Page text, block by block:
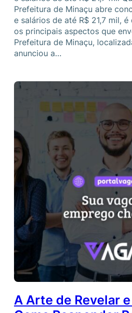
Prefeitura de Minaçu abre
e salários de até R$ 21,7 mil,
os principais aspectos que
Prefeitura de Minaçu,
anunciou a…
A Arte de Revelar